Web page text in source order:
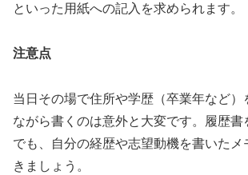
といった用紙への記入を求められます。
注意点
当日その場で住所や学歴（卒業年など）
ながら書くのは意外と大変です。履歴書
でも、自分の経歴や志望動機を書いたメ
きましょう。